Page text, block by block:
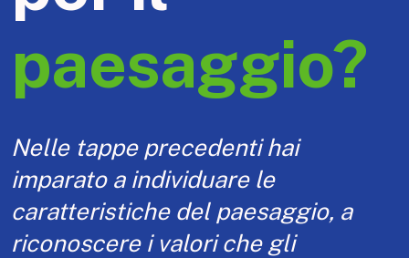
paesaggio?
Nelle tappe precedenti hai
imparato a individuare le
caratteristiche del paesaggio, a
riconoscere i valori che gli